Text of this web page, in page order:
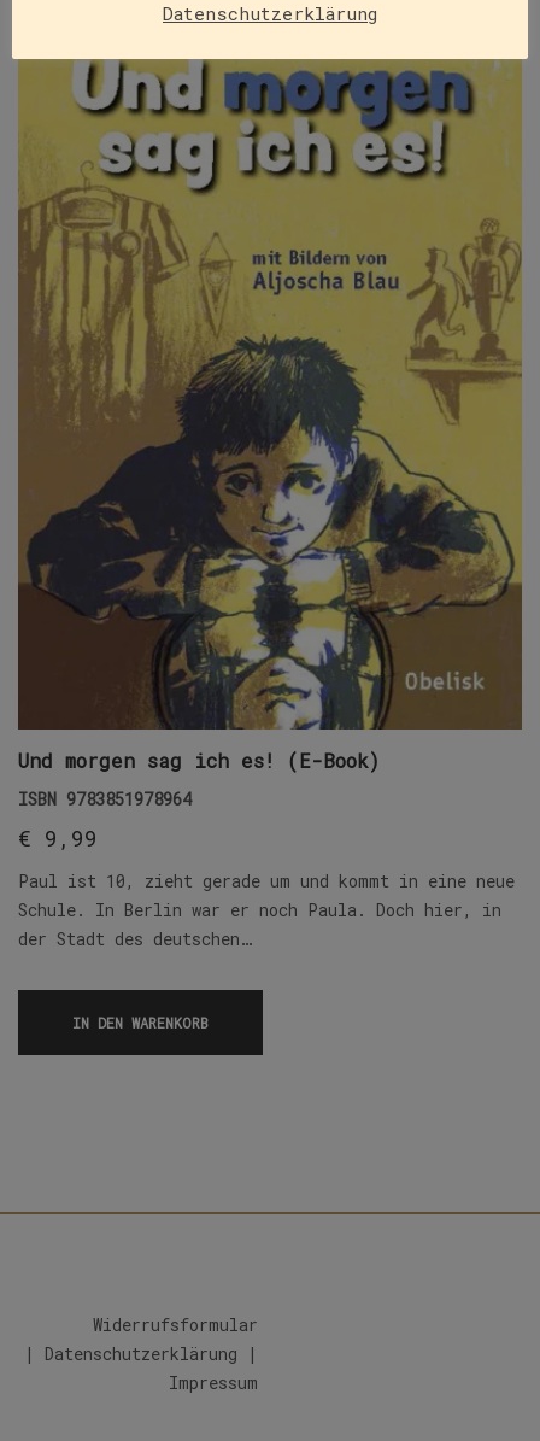
Und morgen sag ich es! (E-Book)
ISBN 9783851978964
€ 9,99
Paul ist 10, zieht gerade um und kommt in eine neue
Schule. In Berlin war er noch Paula. Doch hier, in
der Stadt des deutschen…
IN DEN WARENKORB
Widerrufsformular
| Datenschutzerklärung |
Impressum
Datenschutzerklärung